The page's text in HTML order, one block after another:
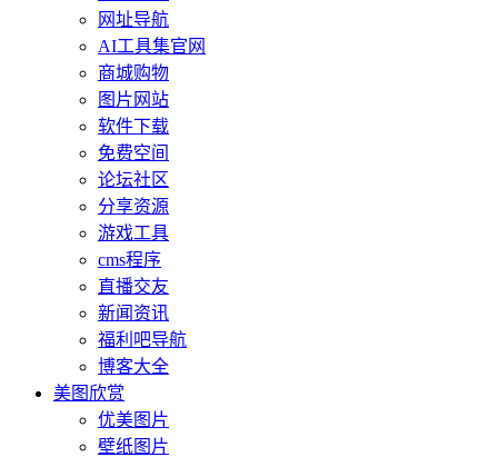
网址导航
AI工具集官网
商城购物
图片网站
软件下载
免费空间
论坛社区
分享资源
游戏工具
cms程序
直播交友
新闻资讯
福利吧导航
博客大全
美图欣赏
优美图片
壁纸图片